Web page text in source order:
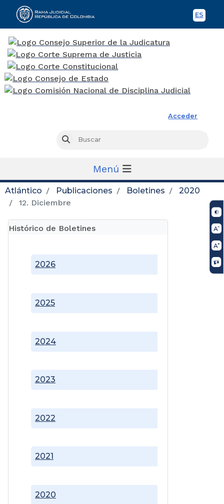
ES
Acceder
Buscar
Menú
Atlántico Publicaciones Boletines
2020
12. Diciembre
Histórico de Boletines
2020
2021
2022
2023
2024
2025
2026